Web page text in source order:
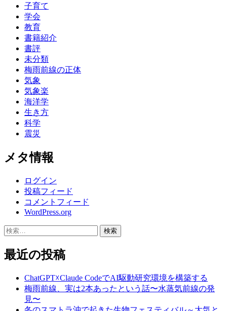
子育て
学会
教育
書籍紹介
書評
未分類
梅雨前線の正体
気象
気象楽
海洋学
生き方
科学
震災
メタ情報
ログイン
投稿フィード
コメントフィード
WordPress.org
検
最近の投稿
ChatGPT☓Claude CodeでAI駆動研究環境を構築する
梅雨前線、実は2本あったという話〜水蒸気前線の発
見〜